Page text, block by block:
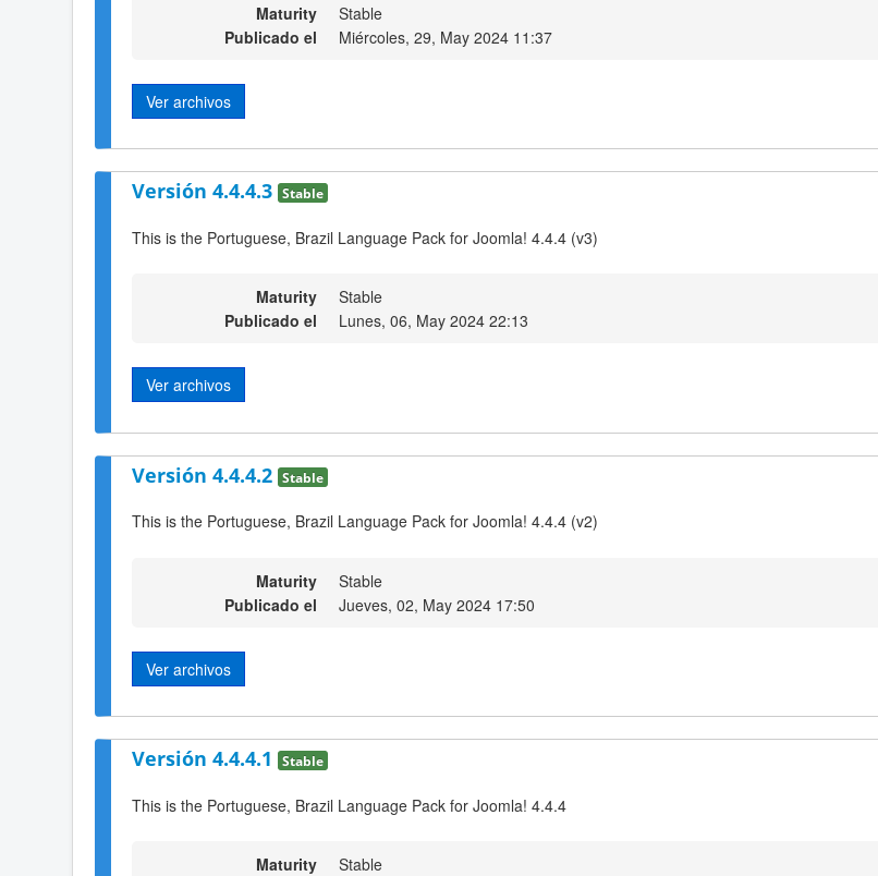
Maturity
Stable
Publicado el
Miércoles, 29, May 2024 11:37
Ver archivos
Versión 4.4.4.3 Stable
This is the Portuguese, Brazil Language Pack for Joomla! 4.4.4 (v3)
Maturity
Stable
Publicado el
Lunes, 06, May 2024 22:13
Ver archivos
Versión 4.4.4.2 Stable
This is the Portuguese, Brazil Language Pack for Joomla! 4.4.4 (v2)
Maturity
Stable
Publicado el
Jueves, 02, May 2024 17:50
Ver archivos
Versión 4.4.4.1 Stable
This is the Portuguese, Brazil Language Pack for Joomla! 4.4.4
Maturity Stable